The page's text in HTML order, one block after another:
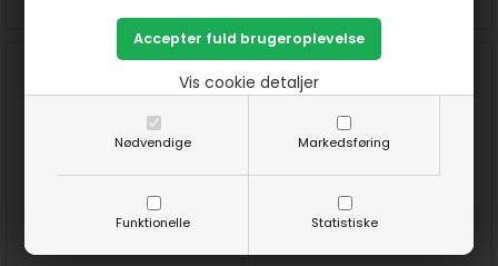
Nødvendige Markedsføring
Funktionelle Statistiske
Vis cookie detaljer